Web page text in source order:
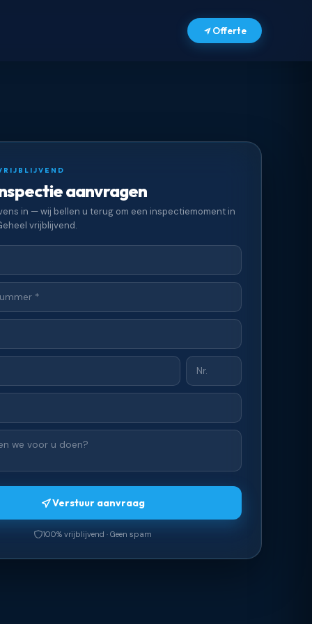
Offerte
aanvragen
in — wij bellen u terug om een inspectiemoment in
vrijblijvend.
Verstuur aanvraag
100% vrijblijvend · Geen spam